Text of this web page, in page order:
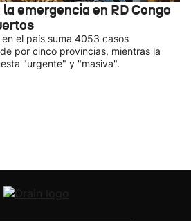
emergencia en RD Congo
el país suma 4053 casos
por cinco provincias, mientras la
"urgente" y "masiva".